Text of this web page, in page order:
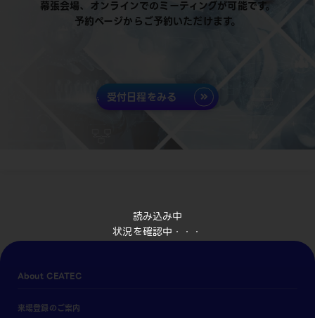
読み込み中
状況を確認中・・・
幕張会場、オンラインでのミーティングが可能です。
予約ページからご予約いただけます。
受付日程をみる
About CEATEC
来場登録のご案内